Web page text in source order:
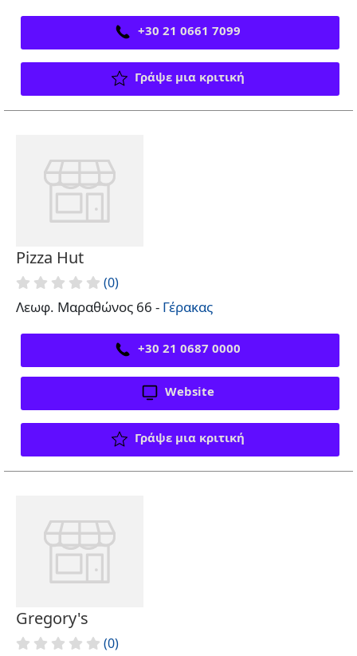
+30 21 0661 7099
Γράψε μια κριτική
Pizza Hut
(0)
Λεωφ. Μαραθώνος 66 - Γέρακας
+30 21 0687 0000
Website
Γράψε μια κριτική
Gregory's
(0)